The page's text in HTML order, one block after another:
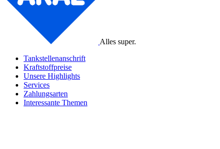
Alles super.
Tankstellenanschrift
Kraftstoffpreise
Unsere Highlights
Services
Zahlungsarten
Interessante Themen